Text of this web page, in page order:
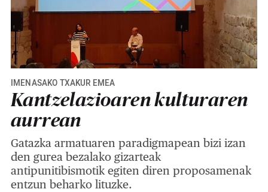
IMENASAKO TXAKUR EMEA
Kantzelazioaren kulturaren
aurrean
Gatazka armatuaren paradigmapean bizi izan
den gurea bezalako gizarteak
antipunitibismotik egiten diren proposamenak
entzun beharko lituzke.